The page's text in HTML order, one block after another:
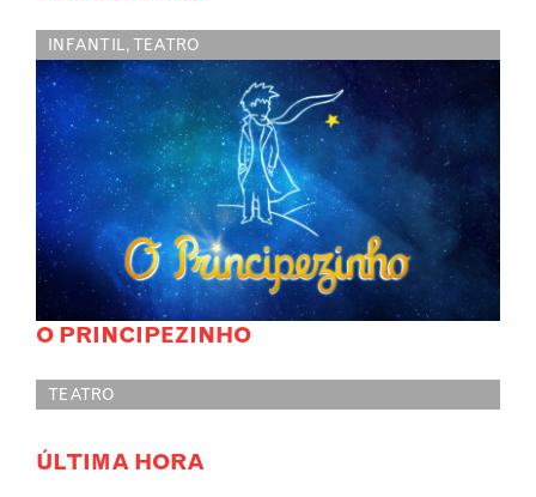
INFANTIL , TEATRO
O PRINCIPEZINHO
TEATRO
ÚLTIMA HORA